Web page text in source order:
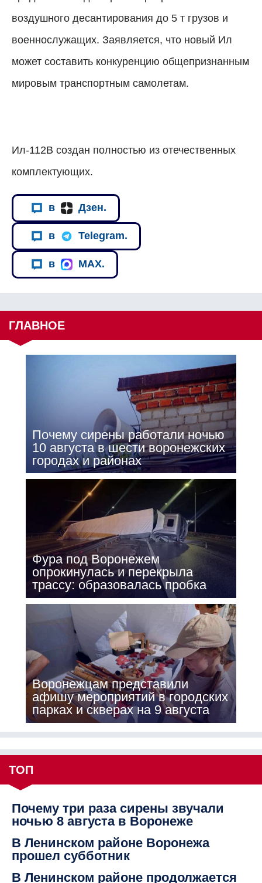
воздушного десантирования до 5 т грузов и
военнослужащих. Заявляется, что новый Ил
может составить конкуренцию общепризнанным
мировым транспортным самолетам.
Ил-112В создан полностью из отечественных
комплектующих.
в Дзен.
в Telegram.
в MAX.
ГЛАВНОЕ
Почему сирены работали ночью
10 августа в шести воронежских
городах и районах
Фура под Воронежем
опрокинулась и перекрыла
трассу: образовалась пробка
Воронежцам представили
афишу мероприятий в городских
парках и скверах на 9 августа
ТОП
Почему три раза сирены звучали
ночью 8 августа в Воронеже
В Ленинском районе Воронежа
прошел субботник
В Ленинском районе продолжается